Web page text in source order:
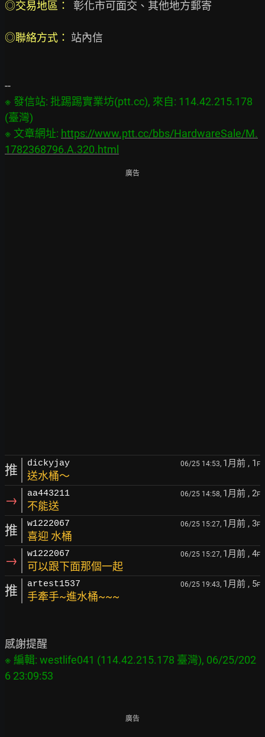
◎交易地區： 彰化市可面交、其他地方郵寄
◎聯絡方式： 站內信
※ 發信站: 批踢踢實業坊(ptt.cc), 來自: 114.42.215.178
(臺灣)
※ 文章網址: https://www.ptt.cc/bbs/HardwareSale/M.
1782368796.A.320.html
廣告
推 dickyjay 06/25 14:53, 1月前 , 1 F
送水桶～
→ aa443211 06/25 14:58, 1月前 , 2F
不能送
推 w1222067 06/25 15:27, 1月前 , 3F
喜迎 水桶
→ w1222067 06/25 15:27, 1月前 , 4F
可以跟下面那個一起
推 artest1537 06/25 19:43, 1月前 , 5F
手牽手~進水桶~~~
※ 編輯: westlife041 (114.42.215.178 臺灣), 06/25/202
廣告